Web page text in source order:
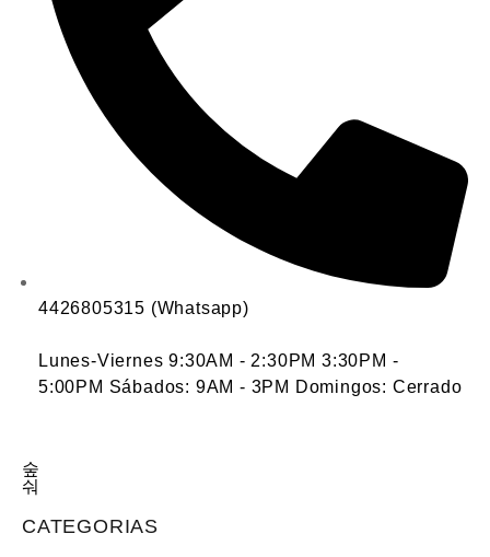
4426805315 (Whatsapp)
Lunes-Viernes 9:30AM - 2:30PM 3:30PM -
5:00PM Sábados: 9AM - 3PM Domingos: Cerrado
CATEGORIAS